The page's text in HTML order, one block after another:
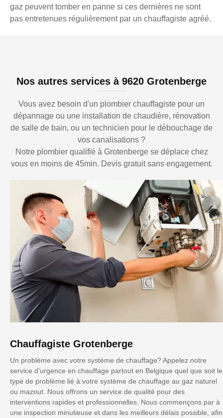
gaz peuvent tomber en panne si ces dernières ne sont
pas entretenues régulièrement par un chauffagiste agréé.
Nos autres services à 9620 Grotenberge
Vous avez besoin d'un plombier chauffagiste pour un
dépannage ou une installation de chaudière, rénovation
de salle de bain, ou un technicien pour le débouchage de
vos canalisations ?
Notre plombier qualifié à Grotenberge se déplace chez
vous en moins de 45min. Devis gratuit sans engagement.
Chauffagiste Grotenberge
Un problème avec votre système de chauffage? Appelez notre
service d’urgence en chauffage partout en Belgique quel que soit le
type de problème lié à votre système de chauffage au gaz naturel
ou mazout. Nous offrons un service de qualité pour des
interventions rapides et professionnelles. Nous commençons par à
une inspection minutieuse et dans les meilleurs délais possible, afin